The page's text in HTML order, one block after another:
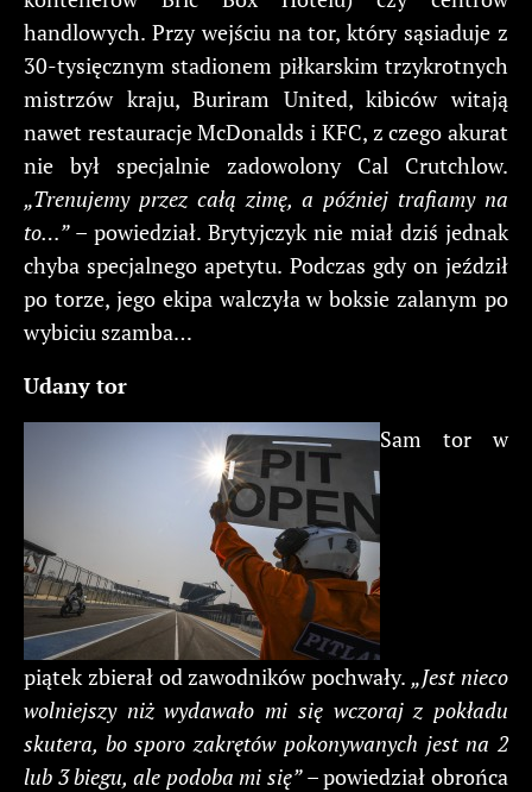
handlowych. Przy wejściu na tor, który sąsiaduje z
30-tysięcznym stadionem piłkarskim trzykrotnych
mistrzów kraju, Buriram United, kibiców witają
nawet restauracje McDonalds i KFC, z czego akurat
nie był specjalnie zadowolony Cal Crutchlow.
„Trenujemy przez całą zimę, a później trafiamy na
to…”– powiedział. Brytyjczyk nie miał dziś jednak
chyba specjalnego apetytu. Podczas gdy on jeździł
po torze, jego ekipa walczyła w boksie zalanym po
wybiciu szamba…
Udany tor
Sam tor w
piątek zbierał od zawodników pochwały. „Jest nieco
wolniejszy niż wydawało mi się wczoraj z pokładu
skutera, bo sporo zakrętów pokonywanych jest na 2
lub 3 biegu, ale podoba mi się”– powiedział obrońca